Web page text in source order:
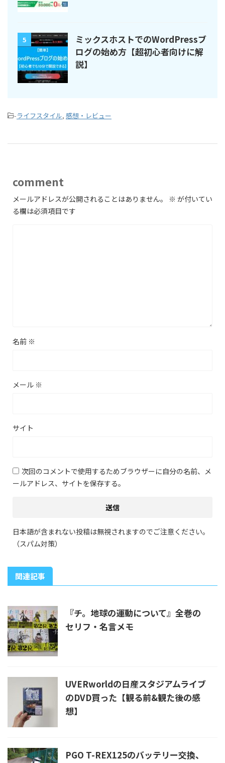
5
ミックスホストでのWordPressブ
ログの始め方【超初心者向けに解
説】
-ライフスタイル, 感想・レビュー
comment
メールアドレスが公開されることはありません。 ※ が付いてい
る欄は必須項目です
名前 ※
メール ※
サイト
次回のコメントで使用するためブラウザーに自分の名前、メ
ールアドレス、サイトを保存する。
日本語が含まれない投稿は無視されますのでご注意ください。
（スパム対策）
関連記事
『チ。地球の運動について』全巻の
セリフ・名言メモ
UVERworldの日産スタジアムライブ
のDVD買った【観る前&観た後の感
想】
PGO T-REX125のバッテリー交換、